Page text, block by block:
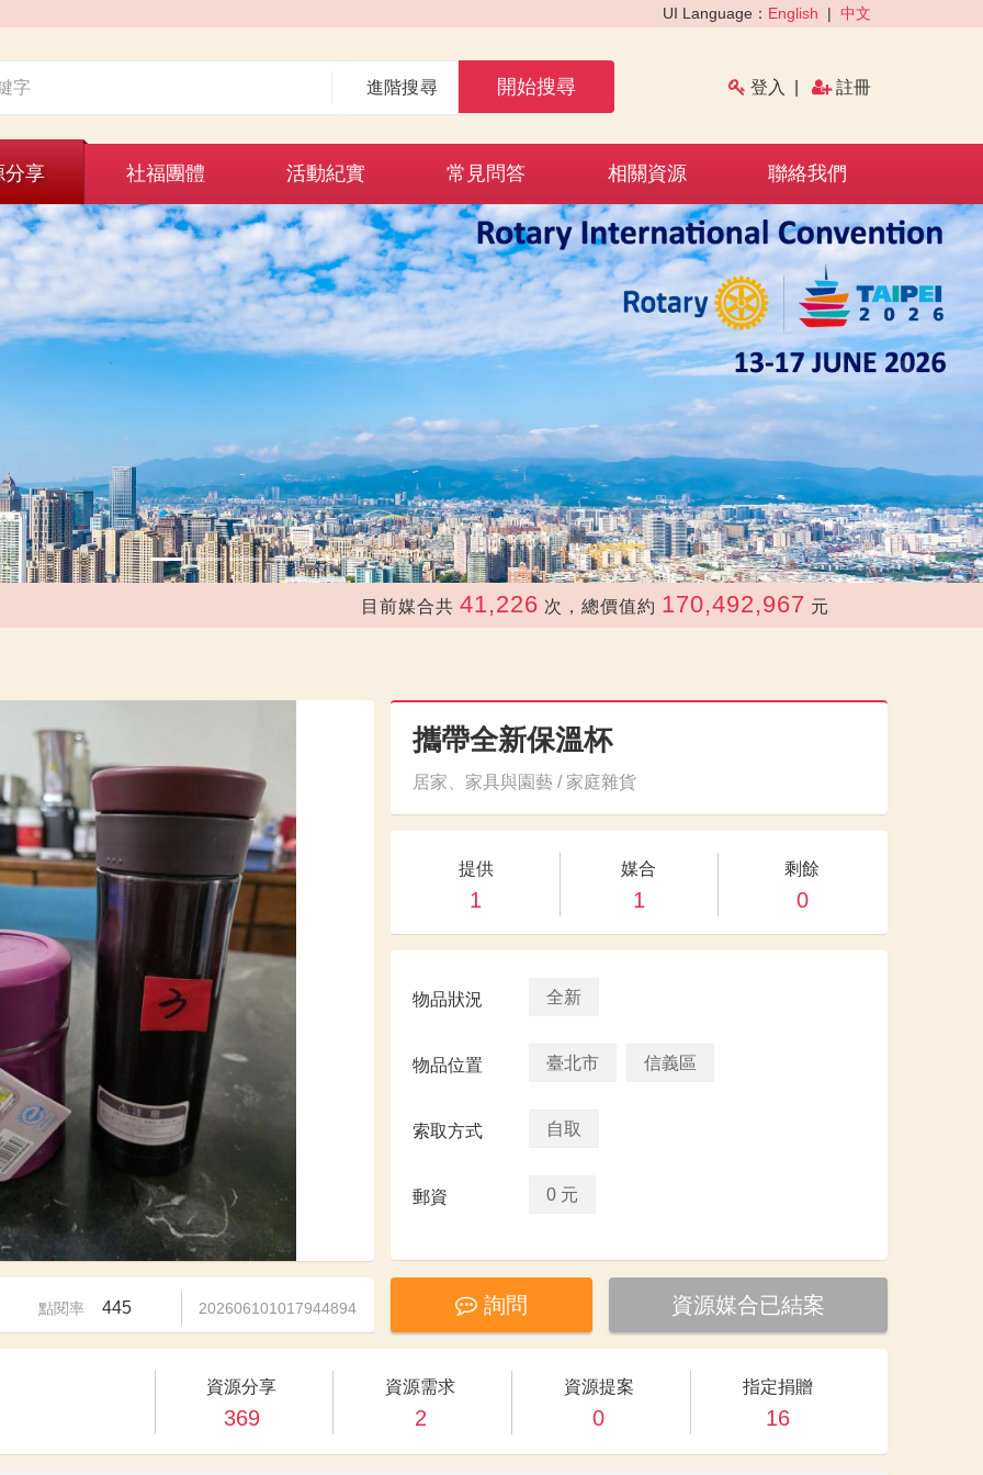
UI Language： English | 中文
進階搜尋 開始搜尋 登入 註冊
分享 社福團體 活動紀實 常見問答 相關資源 聯絡我們
›
目前媒合共 41,226 次，總價值約 170,492,967 元
攜帶全新保溫杯
居家、家具與園藝 / 家庭雜貨
提供
1
媒合
1
剩餘
0
物品狀況 全新
物品位置 臺北市 信義區
索取方式 自取
郵資 0 元
點閱率 445 202606101017944894 詢問 資源媒合已結案
資源分享
369
資源需求
2
資源提案
0
指定捐贈
16